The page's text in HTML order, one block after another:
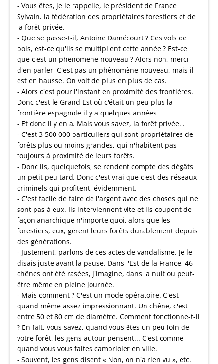
- Vous êtes, je le rappelle, le président de France
Sylvain, la fédération des propriétaires forestiers et de
la forêt privée.
- Que se passe-t-il, Antoine Damécourt ? Ces vols de
bois, est-ce qu'ils se multiplient cette année ? Est-ce
que c'est un phénomène nouveau ? Alors non, merci
d'en parler. C'est pas un phénomène nouveau, mais il
est en hausse. On voit de plus en plus de cas.
- Alors c'est pour l'instant en proximité des frontières.
Donc c'est le Grand Est où c'était un peu plus la
frontière espagnole il y a quelques années.
- Et donc il y en a. Mais vous savez, la forêt privée...
- C'est 3 500 000 particuliers qui sont propriétaires de
forêts plus ou moins grandes, qui n'habitent pas
toujours à proximité de leurs forêts.
- Donc ils, quelquefois, se rendent compte des dégâts
un petit peu tard. Donc c'est vrai que c'est des réseaux
criminels qui profitent, évidemment.
- C'est facile de faire de l'argent avec des choses qui ne
sont pas à eux. Ils interviennent vite et ils coupent de
façon anarchique n'importe quoi, alors que les
forestiers, eux, gèrent leurs forêts durablement depuis
des générations.
- Justement, parlons de ces actes de vandalisme. Je le
disais juste avant la pause. Dans l'Est de la France, 46
chênes ont été rasées, j'imagine, dans la nuit ou peut-
être même en pleine journée.
- Mais comment ? C'est un mode opératoire. C'est
quand même assez impressionnant. Un chêne, c'est
entre 50 et 80 cm de diamètre. Comment fonctionne-t-il
? En fait, vous savez, quand vous êtes un peu loin de
votre forêt, les gens autour pensent... C'est comme
quand vous vous faites cambrioler en ville.
- Souvent, les gens disent « Non, on n'a rien vu », etc.